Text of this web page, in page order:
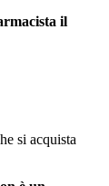
il
si acquista